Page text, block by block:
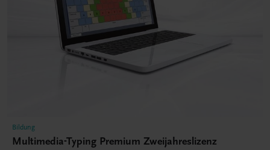
Bildung
Multimedia-Typing Premium Zweijahreslizenz